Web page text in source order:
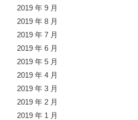
2019 年 9 月
2019 年 8 月
2019 年 7 月
2019 年 6 月
2019 年 5 月
2019 年 4 月
2019 年 3 月
2019 年 2 月
2019 年 1 月